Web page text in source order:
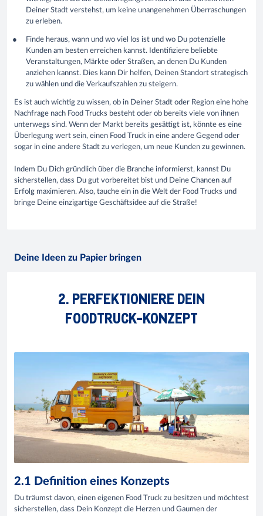
Deiner Stadt verstehst, um keine unangenehmen Überraschungen
zu erleben.
Finde heraus, wann und wo viel los ist und wo Du potenzielle
Kunden am besten erreichen kannst. Identifiziere beliebte
Veranstaltungen, Märkte oder Straßen, an denen Du Kunden
anziehen kannst. Dies kann Dir helfen, Deinen Standort strategisch
zu wählen und die Verkaufszahlen zu steigern.
Es ist auch wichtig zu wissen, ob in Deiner Stadt oder Region eine hohe
Nachfrage nach Food Trucks besteht oder ob bereits viele von ihnen
unterwegs sind. Wenn der Markt bereits gesättigt ist, könnte es eine
Überlegung wert sein, einen Food Truck in eine andere Gegend oder
sogar in eine andere Stadt zu verlegen, um neue Kunden zu gewinnen.
Indem Du Dich gründlich über die Branche informierst, kannst Du
sicherstellen, dass Du gut vorbereitet bist und Deine Chancen auf
Erfolg maximieren. Also, tauche ein in die Welt der Food Trucks und
bringe Deine einzigartige Geschäftsidee auf die Straße!
Deine Ideen zu Papier bringen
2. PERFEKTIONIERE DEIN
FOODTRUCK-KONZEPT
2.1 Definition eines Konzepts
Du träumst davon, einen eigenen Food Truck zu besitzen und möchtest
sicherstellen, dass Dein Konzept die Herzen und Gaumen der